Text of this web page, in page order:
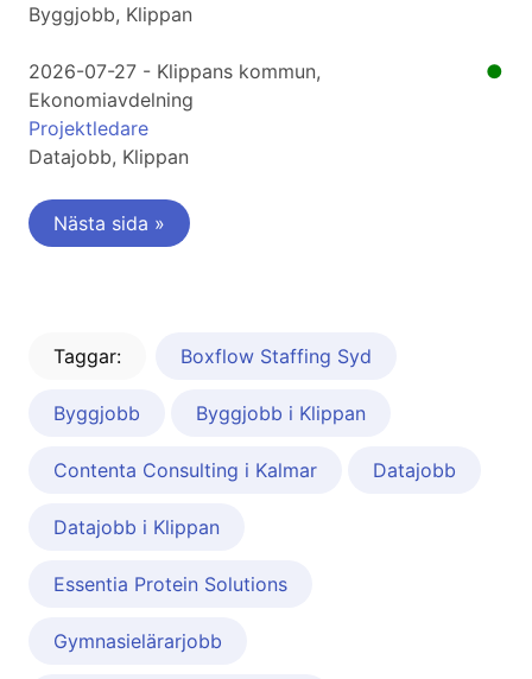
Byggjobb, Klippan
●
2026-07-27 - Klippans kommun,
Ekonomiavdelning
Projektledare
Datajobb, Klippan
Nästa sida »
Taggar: Boxflow Staffing Syd
Byggjobb Byggjobb i Klippan
Contenta Consulting i Kalmar Datajobb
Datajobb i Klippan
Essentia Protein Solutions
Gymnasielärarjobb